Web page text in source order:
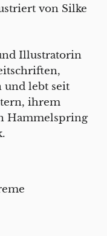
von Silke
Illustratorin
und lebt seit
ihrem
Hammelspring